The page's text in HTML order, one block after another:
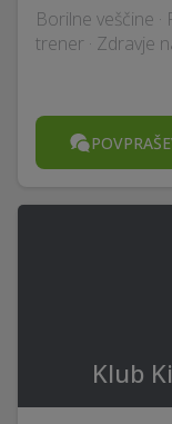
Borilne veščine
trener · Zdravje
Klub